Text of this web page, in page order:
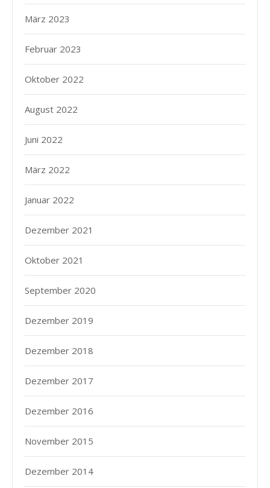
März 2023
Februar 2023
Oktober 2022
August 2022
Juni 2022
März 2022
Januar 2022
Dezember 2021
Oktober 2021
September 2020
Dezember 2019
Dezember 2018
Dezember 2017
Dezember 2016
November 2015
Dezember 2014